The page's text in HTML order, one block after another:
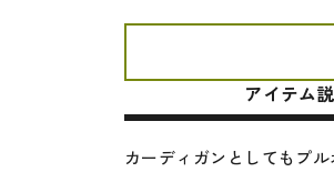
アイテム
カーディガンとしてもプ